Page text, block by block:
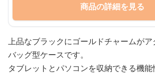
商品の詳細を見る
上品なブラックにゴールドチャームが
バッグ型ケースです。
タブレットとパソコンを収納できる機